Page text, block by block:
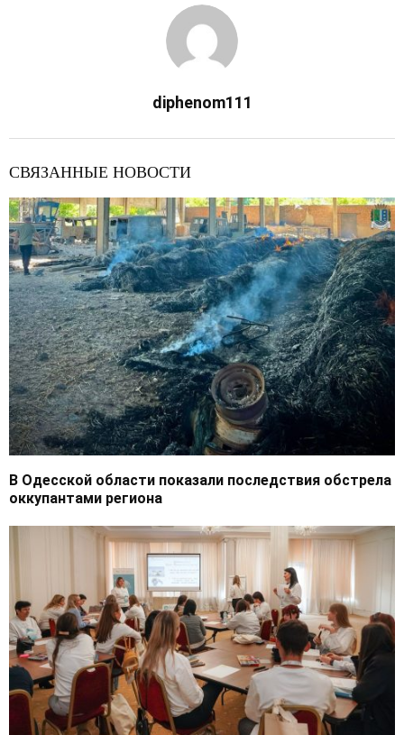
diphenom111
СВЯЗАННЫЕ НОВОСТИ
В Одесской области показали последствия обстрела
оккупантами региона